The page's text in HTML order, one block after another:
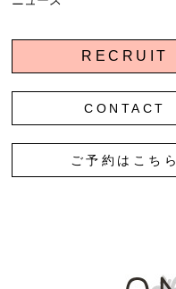
RECRUIT
CONTACT
ご予約はこちら